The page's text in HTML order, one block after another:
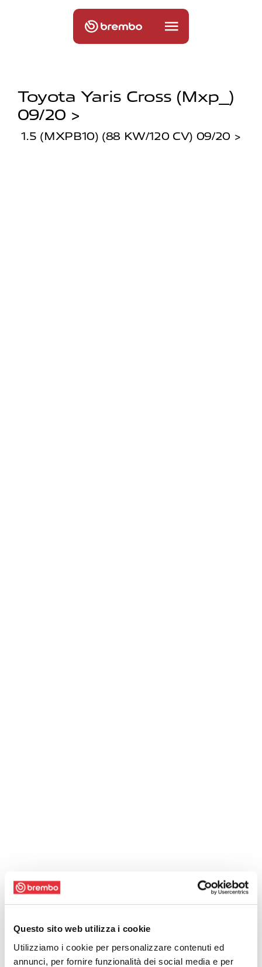
Questo sito web utilizza i cookie
Utilizziamo i cookie per personalizzare contenuti ed
annunci, per fornire funzionalità dei social media e per
Toyota Yaris Cross (mxp_)
09/20 >
1.5 (MXPB10) (88 KW/120 CV) 09/20 >